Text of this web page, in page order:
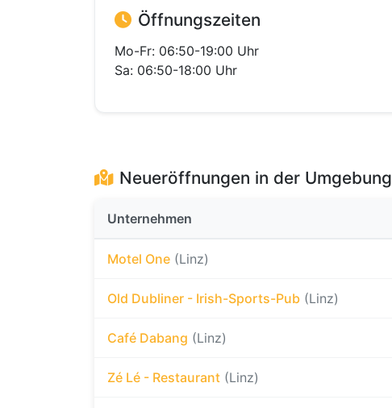
Öffnungszeiten
Mo-Fr: 06:50-19:00 Uhr
Sa: 06:50-18:00 Uhr
Neueröffnungen in der Umgebung
Unternehmen
Motel One (Linz)
Old Dubliner - Irish-Sports-Pub (Linz)
Café Dabang (Linz)
Zé Lé - Restaurant (Linz)